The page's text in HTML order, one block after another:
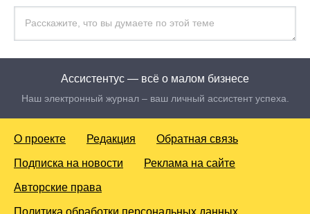
Ассистентус — всё о малом бизнесе
Наш электронный журнал – ваш личный ассистент успеха.
О проекте Редакция Обратная связь
Подписка на новости Реклама на сайте
Авторские права
Политика обработки персональных данных